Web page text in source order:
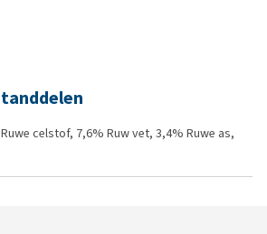
celstof, 7,6% Ruw vet, 3,4% Ruwe as,